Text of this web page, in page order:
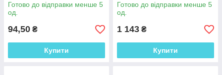
Готово до відправки менше 5
од.
94,50 ₴
Купити
Готово до відправки менше 5
од.
1 143 ₴
Купити